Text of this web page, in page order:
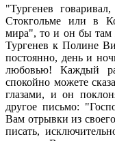
"Тургенев
Стокгольме или в
мира", то и он бы
Тургенев к Полине
постоянно, день и
любовью! Каждый
спокойно можете
глазами, и он
другое письмо:
Вам отрывки из
писать,